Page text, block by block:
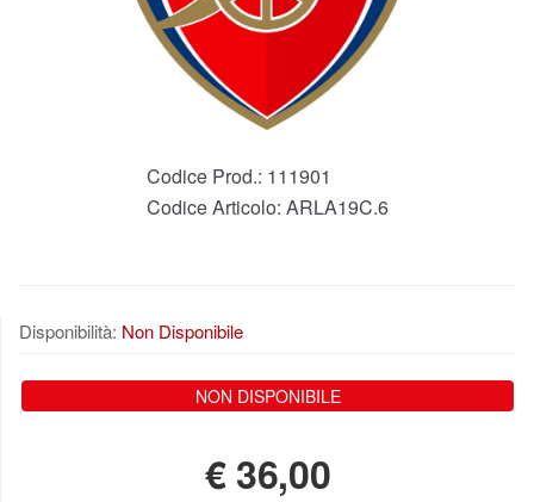
Codice Prod.: 111901
Codice Articolo: ARLA19C.6
Disponibilità: Non Disponibile
NON DISPONIBILE
€36,00